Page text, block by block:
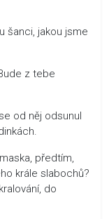
šanci, jakou jsme
z tebe
od něj odsunul
předtím,
krále slabochů?
do